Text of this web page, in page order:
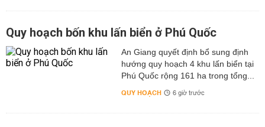
Quy hoạch bốn khu lấn biển ở Phú Quốc
An Giang quyết định bổ sung định
hướng quy hoạch 4 khu lấn biển tại
Phú Quốc rộng 161 ha trong tổng...
QUY HOẠCH 6 giờ trước